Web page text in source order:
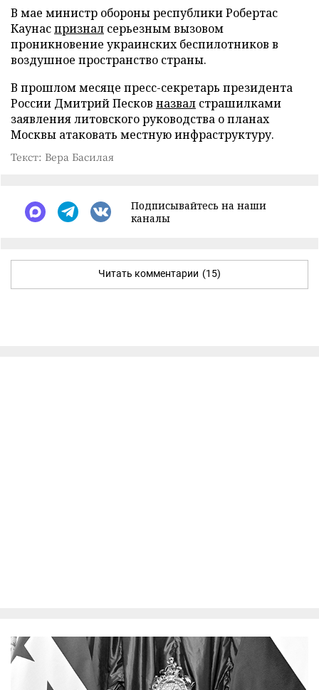
В мае министр обороны республики Робертас
Каунаспризнал серьезным вызовом
проникновение украинских беспилотников в
воздушное пространство страны.
В прошлом месяце пресс-секретарь президента
России Дмитрий Песков назвал страшилками
заявления литовского руководства о планах
Москвы атаковать местную инфраструктуру.
Текст: Вера Басилая
Подписывайтесь на наши
каналы
Читать комментарии (15)